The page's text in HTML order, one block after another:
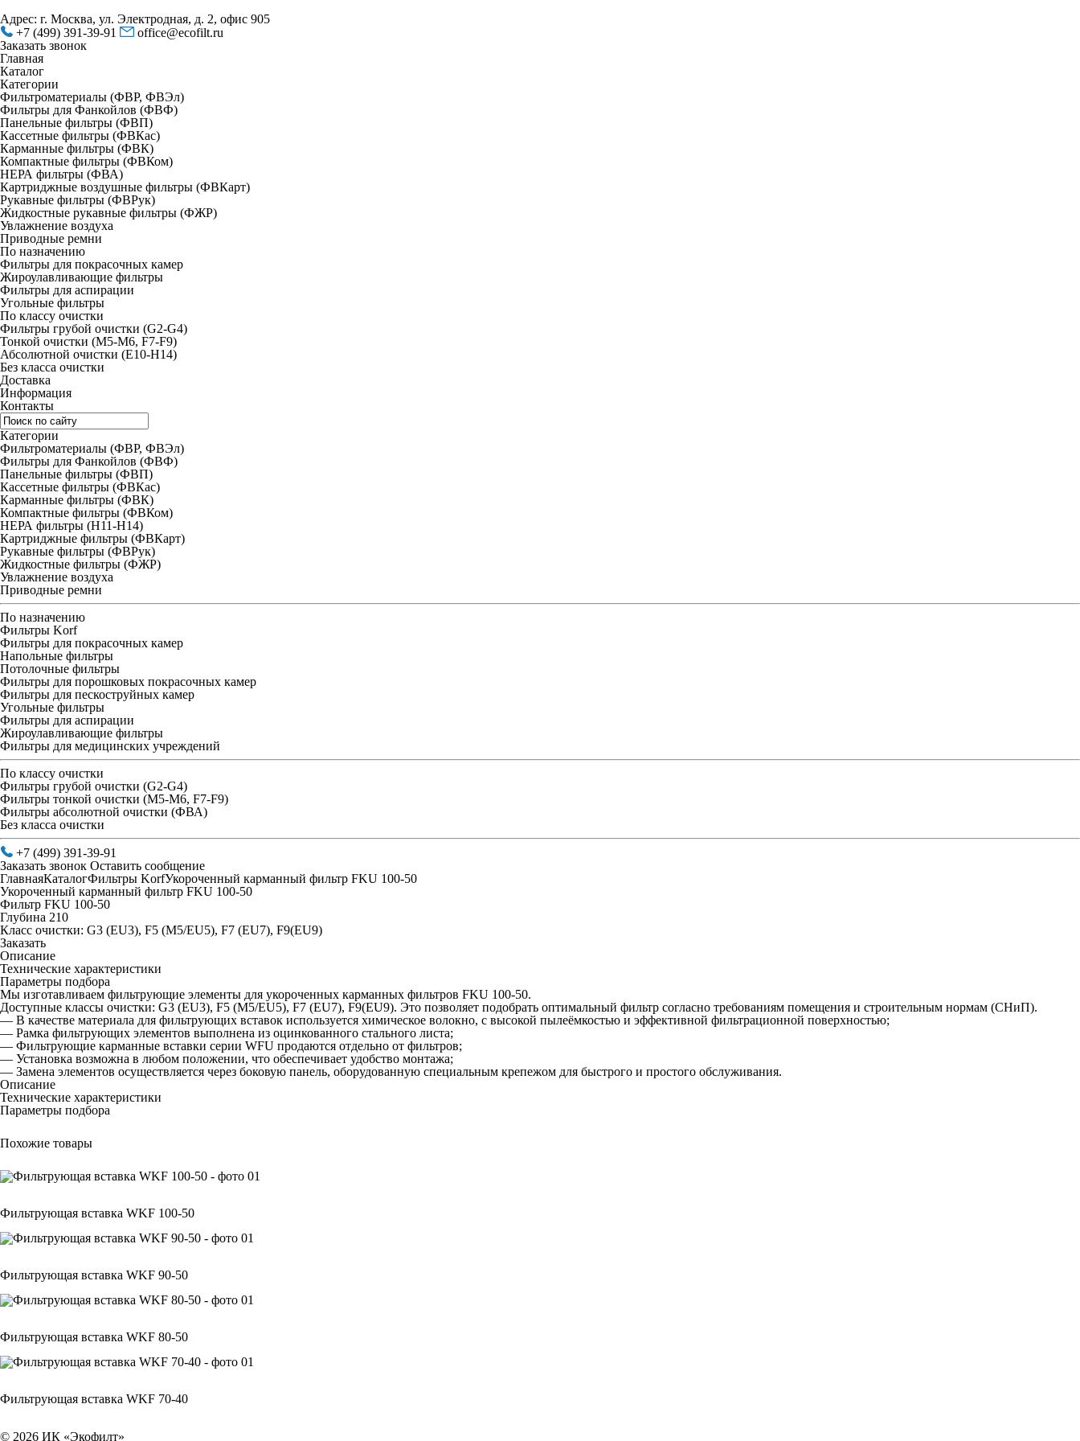
Адрес: г. Москва, ул. Электродная, д. 2, офис 905
+7 (499) 391-39-91
office@ecofilt.ru
Заказать звонок
Главная
Каталог
Категории
Фильтроматериалы (ФВР, ФВЭл)
Фильтры для Фанкойлов (ФВФ)
Панельные фильтры (ФВП)
Кассетные фильтры (ФВКас)
Карманные фильтры (ФВК)
Компактные фильтры (ФВКом)
НЕРА фильтры (ФВА)
Картриджные воздушные фильтры (ФВКарт)
Рукавные фильтры (ФВРук)
Жидкостные рукавные фильтры (ФЖР)
Увлажнение воздуха
Приводные ремни
По назначению
Фильтры для покрасочных камер
Жироулавливающие фильтры
Фильтры для аспирации
Угольные фильтры
По классу очистки
Фильтры грубой очистки (G2-G4)
Тонкой очистки (М5-М6, F7-F9)
Абсолютной очистки (Е10-H14)
Без класса очистки
Доставка
Информация
Контакты
Категории
Фильтроматериалы (ФВР, ФВЭл)
Фильтры для Фанкойлов (ФВФ)
Панельные фильтры (ФВП)
Кассетные фильтры (ФВКас)
Карманные фильтры (ФВК)
Компактные фильтры (ФВКом)
НЕРА фильтры (H11-H14)
Картриджные фильтры (ФВКарт)
Рукавные фильтры (ФВРук)
Жидкостные фильтры (ФЖР)
Увлажнение воздуха
Приводные ремни
По назначению
Фильтры Korf
Фильтры для покрасочных камер
Напольные фильтры
Потолочные фильтры
Фильтры для порошковых покрасочных камер
Фильтры для пескоструйных камер
Угольные фильтры
Фильтры для аспирации
Жироулавливающие фильтры
Фильтры для медицинских учреждений
По классу очистки
Фильтры грубой очистки (G2-G4)
Фильтры тонкой очистки (М5-М6, F7-F9)
Фильтры абсолютной очистки (ФВА)
Без класса очистки
+7 (499) 391-39-91
Заказать звонок Оставить сообщение
ГлавнаяКаталогФильтры KorfУкороченный карманный фильтр FKU 100-50
Укороченный карманный фильтр FKU 100-50
Фильтр FKU 100-50
Глубина 210
Класс очистки: G3 (EU3), F5 (M5/EU5), F7 (EU7), F9(EU9)
Заказать
Описание
Технические характеристики
Параметры подбора
Мы изготавливаем фильтрующие элементы для укороченных карманных фильтров FKU 100-50.
Доступные классы очистки: G3 (EU3), F5 (M5/EU5), F7 (EU7), F9(EU9). Это позволяет подобрать оптимальный фильтр согласно требованиям помещения и строительным нормам (СНиП).
— В качестве материала для фильтрующих вставок используется химическое волокно, с высокой пылеёмкостью и эффективной фильтрационной поверхностью;
— Рамка фильтрующих элементов выполнена из оцинкованного стального листа;
— Фильтрующие карманные вставки серии WFU продаются отдельно от фильтров;
— Установка возможна в любом положении, что обеспечивает удобство монтажа;
— Замена элементов осуществляется через боковую панель, оборудованную специальным крепежом для быстрого и простого обслуживания.
Описание
Технические характеристики
Параметры подбора
Похожие товары
Фильтрующая вставка WKF 100-50
Фильтрующая вставка WKF 90-50
Фильтрующая вставка WKF 80-50
Фильтрующая вставка WKF 70-40
© 2026 ИК «Экофилт»